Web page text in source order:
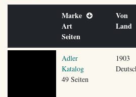
Marke
Art
Seiten
Von
Land
Adler
Katalog
49 Seiten
1903